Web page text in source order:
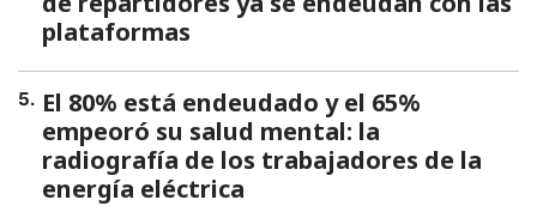
plataformas
5. El 80% está endeudado y el 65%
empeoró su salud mental: la
radiografía de los trabajadores de la
energía eléctrica